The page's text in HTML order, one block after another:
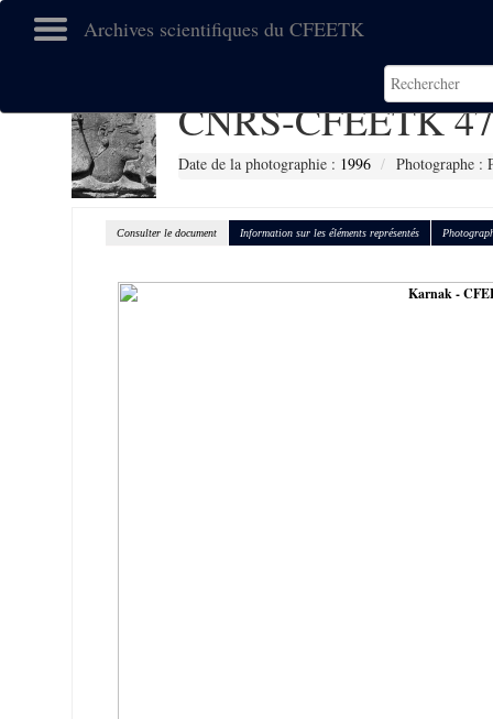
Archives scientifiques du CFEETK
CNRS-CFEETK
Date de la photographie : 1996 Photographe :
Consulter le document Information sur les éléments représentés